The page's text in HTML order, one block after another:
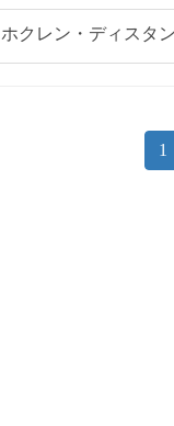
ホクレン・ディスタ
1